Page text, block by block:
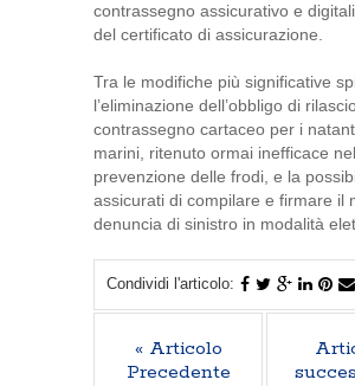
contrassegno assicurativo e
del certificato di assicurazione.
Tra le modifiche più significative
l’eliminazione dell’obbligo di
contrassegno cartaceo per i
marini, ritenuto ormai inefficace
prevenzione delle frodi, e la
assicurati di compilare e firmare il
denuncia di sinistro in modalità
Condividi l'articolo:
« Articolo
Precedente